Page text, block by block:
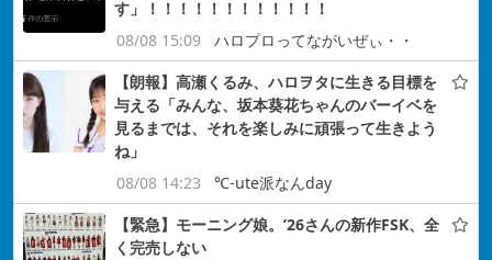
す」！！！！！！！！！！！！
08/08 15:09
ハロプロってながいぜぃ・・
【朗報】高瀬くるみ、ハロヲタに生きる目標を
与える「みんな、坂本葵花ちゃんのバーイベを
見るまでは、それを楽しみに頑張って生きよう
ね」
08/08 14:23
℃-ute派なんday
【緊急】モーニング娘。’26さんの新作FSK、全
く完売しない